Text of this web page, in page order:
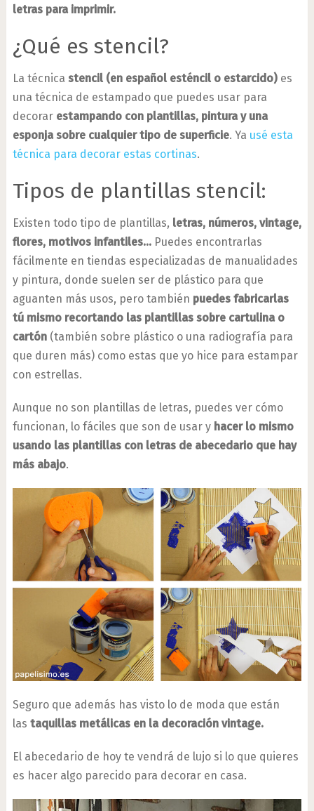
letras para imprimir.
¿Qué es stencil?
La técnica stencil (en español esténcil o estarcido)es
una técnica de estampado que puedes usar para
decorarestampando con plantillas, pintura y una
esponja sobre cualquier tipo de superficie. Ya usé esta
técnica para decorar estas cortinas.
Tipos de plantillas stencil:
Existen todo tipo de plantillas, letras, números, vintage,
flores, motivos infantiles…Puedes encontrarlas
fácilmente en tiendas especializadas de manualidades
y pintura, donde suelen ser de plástico para que
aguanten más usos, pero también puedes fabricarlas
tú mismo recortando las plantillas sobre cartulina o
cartón(también sobre plástico o una radiografía para
que duren más) como estas que yo hice para estampar
con estrellas.
Aunque no son plantillas de letras, puedes ver cómo
funcionan, lo fáciles que son de usar y hacer lo mismo
usando las plantillas con letras de abecedario que hay
más abajo.
Seguro que además has visto lo de moda que están
las taquillas metálicas en la decoración vintage.
El abecedario de hoy te vendrá de lujo si lo que quieres
es hacer algo parecido para decorar en casa.